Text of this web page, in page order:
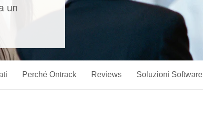
un
Perché Ontrack Reviews Soluzioni Software